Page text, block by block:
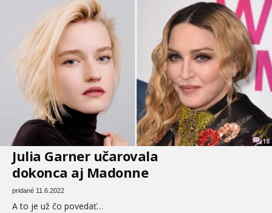
18
Julia Garner učarovala
dokonca aj Madonne
pridané 11.6.2022
A to je už čo povedať…